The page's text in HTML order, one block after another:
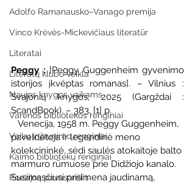
Adolfo Ramanausko–Vanago premija
Vinco Krėvės-Mickevičiaus literatūr
Literatai
Literatų klubo veikla
Naujos knygos vaikams
Varėnos bibliotekos renginiai
Vaikų ir jaunimo renginiai
Kaimo bibliotekų renginiai
Poezijos pavasarėlis
Peggy : [Peggy Guggenheim gyvenimo
istorijos įkvėptas romanas]. – Vilnius :
Svajonių knygos, 2025 (Gargždai :
ScandBook). – 383, [1] p.
Venecija, 1958 m. Peggy Guggenheim,
paveldėtoja ir legendinė meno
kolekcininkė, sėdi saulės atokaitoje balto
marmuro rūmuose prie Didžiojo kanalo.
Susimąsčiusi prisimena jaudinamą,